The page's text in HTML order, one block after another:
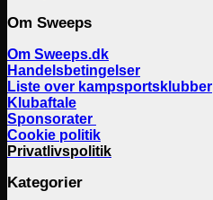
Om Sweeps
Om Sweeps.dk
Handelsbetingelser
Liste over kampsportsklubber
Klubaftale
Sponsorater
Cookie politik
Privatlivspolitik
Kategorier